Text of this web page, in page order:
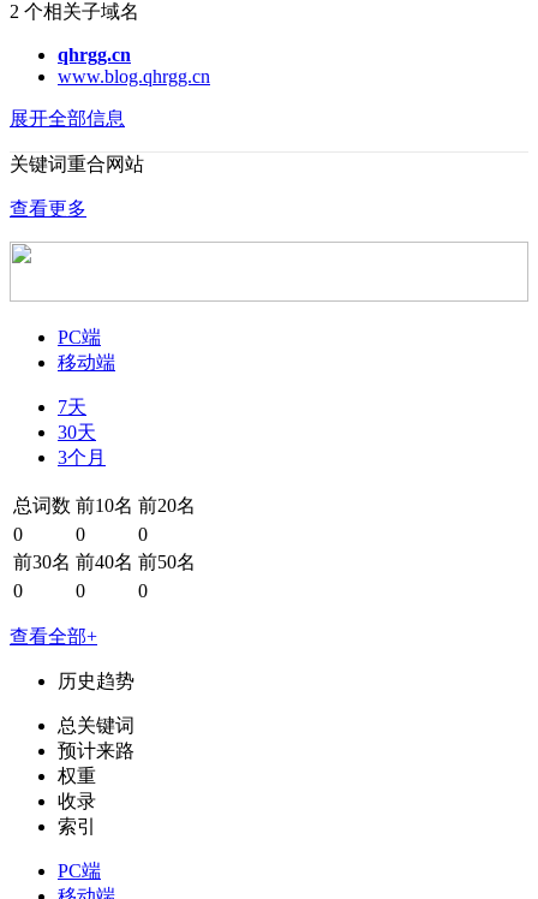
2 个相关子域名
qhrgg.cn
www.blog.qhrgg.cn
展开全部信息
关键词重合网站
查看更多
PC端
移动端
7天
30天
3个月
总词数 前10名 前20名
0
0
0
前30名 前40名 前50名
0
0 0
查看全部+
历史趋势
总关键词
预计来路
权重
收录
索引
PC端